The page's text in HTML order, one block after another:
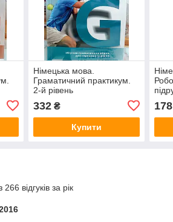
Німецька мова.
Граматичний практикум.
2-й рівень
332₴
Купити
178
відгуків за рік